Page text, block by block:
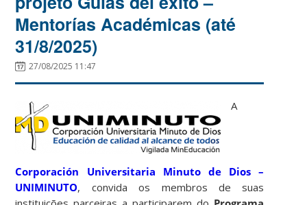
Mentorías Académicas (até
31/8/2025)
27/08/2025 11:47
A
Corporación Universitaria Minuto de Dios –
UNIMINUTO, convida os membros de suas